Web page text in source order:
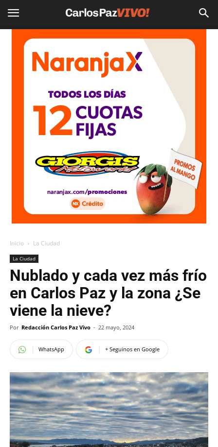
Inicio La Ciudad
La Ciudad
Nublado y cada vez más frío
en Carlos Paz y la zona ¿Se
viene la nieve?
Por Redacción Carlos Paz Vivo - 22 mayo, 2024
WhatsApp + Seguinos en Google